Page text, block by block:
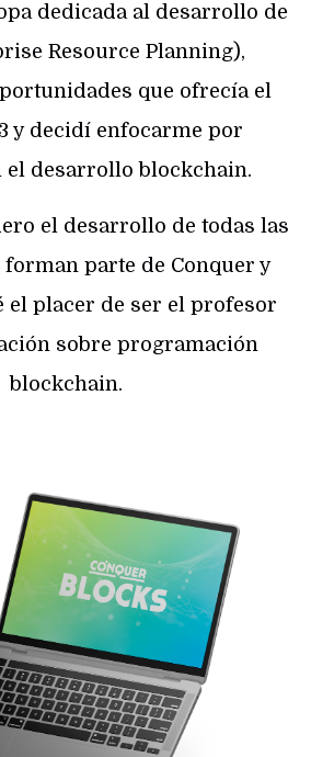
dedicada al desarrollo de
Resource Planning),
que ofrecía el
y decidí enfocarme por
el desarrollo blockchain.
el desarrollo de todas las
forman parte de Conquer y
el placer de ser el profesor
sobre programación
blockchain.